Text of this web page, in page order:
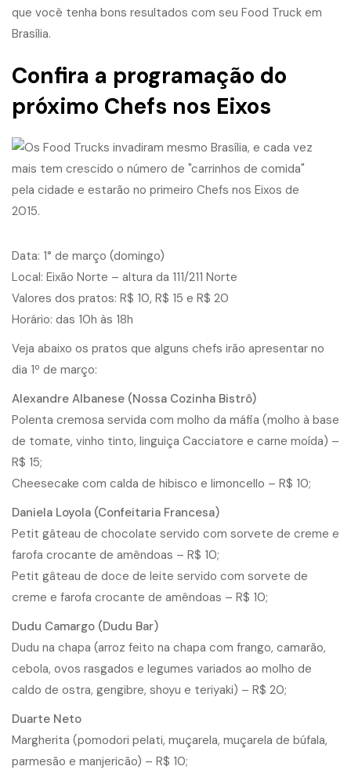
que você tenha bons resultados com seu Food Truck em
Brasília.
Confira a programação do
próximo Chefs nos Eixos
Data: 1° de março (domingo)
Local: Eixão Norte – altura da 111/211 Norte
Valores dos pratos: R$ 10, R$ 15 e R$ 20
Horário: das 10h às 18h
Veja abaixo os pratos que alguns chefs irão apresentar no
dia 1º de março:
Alexandre Albanese (Nossa Cozinha Bistrô)
Polenta cremosa servida com molho da máfia (molho à base
de tomate, vinho tinto, linguiça Cacciatore e carne moída) –
R$ 15;
Cheesecake com calda de hibisco e limoncello – R$ 10;
Daniela Loyola (Confeitaria Francesa)
Petit gâteau de chocolate servido com sorvete de creme e
farofa crocante de amêndoas – R$ 10;
Petit gâteau de doce de leite servido com sorvete de
creme e farofa crocante de amêndoas – R$ 10;
Dudu Camargo (Dudu Bar)
Dudu na chapa (arroz feito na chapa com frango, camarão,
cebola, ovos rasgados e legumes variados ao molho de
caldo de ostra, gengibre, shoyu e teriyaki) – R$ 20;
Duarte Neto
Margherita (pomodori pelati, muçarela, muçarela de búfala,
parmesão e manjericão) – R$ 10;